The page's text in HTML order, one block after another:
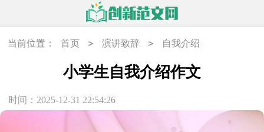
当前位置： 首页 > 演讲致辞 > 自我介绍
小学生自我介绍作文
时间：2025-12-31 22:54:26